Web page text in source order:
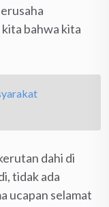
bahwa kita
dahi di
tidak ada
ucapan selamat